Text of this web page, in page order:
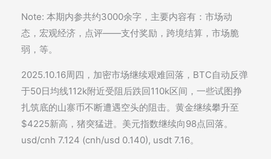
Note: 本期内参共约3000余字，主要内容有：市场动
态，宏观经济，点评——支付奖励，跨境结算，市场脆
弱，等。
2025.10.16周四，加密市场继续艰难回落，BTC自动反弹
于50日均线112k附近受阻后跌回110k区间，一些试图挣
扎筑底的山寨币不断遭遇空头的阻击。黄金继续攀升至
$4225新高，猪突猛进。美元指数继续向98点回落。
usd/cnh 7.124 (cnh/usd 0.140), usdt 7.16。